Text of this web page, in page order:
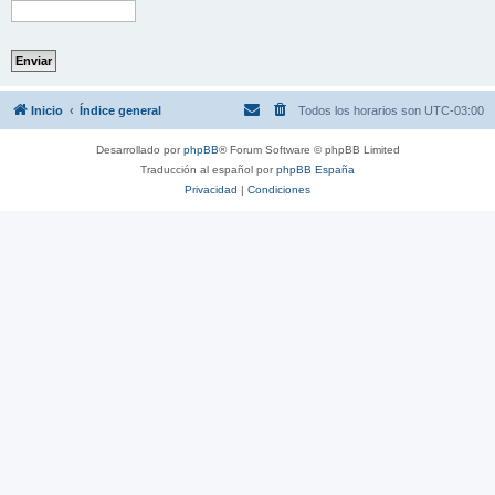
Inicio Índice general Todos los horarios son UTC-03:00
Desarrollado porphpBB® Forum Software © phpBB Limited
Traducción al español porphpBB España
Privacidad | Condiciones